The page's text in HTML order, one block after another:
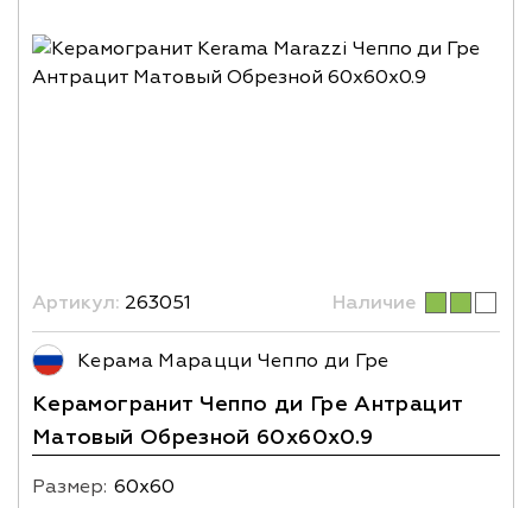
Артикул: 263051 Наличие
Керама Марацци Чеппо ди Гре
Керамогранит Чеппо ди Гре Антрацит
Матовый Обрезной 60x60x0.9
Размер: 60х60